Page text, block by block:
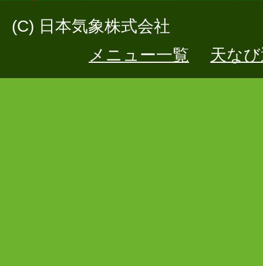
(C) 日本気象株式会社
メニュー一覧
天な